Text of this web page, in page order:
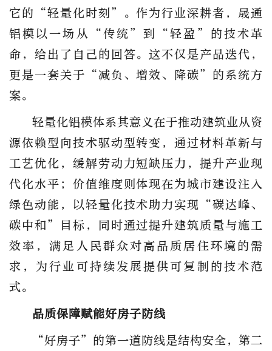
它的“轻量化时刻”。作为行业深耕者，晟通
铝模以一场从“传统”到“轻盈”的技术革
命，给出了自己的回答。这不仅是产品迭代，
更是一套关于“减负、增效、降碳”的系统方
案。
轻量化铝模体系其意义在于推动建筑业从资
源依赖型向技术驱动型转变，通过材料革新与
工艺优化，缓解劳动力短缺压力，提升产业现
代化水平；价值维度则体现在为城市建设注入
绿色动能，以轻量化技术助力实现“碳达峰、
碳中和”目标，同时通过提升建筑质量与施工
效率，满足人民群众对高品质居住环境的需
求，为行业可持续发展提供可复制的技术范
式。
品质保障赋能好房子防线
“好房子”的第一道防线是结构安全，第二